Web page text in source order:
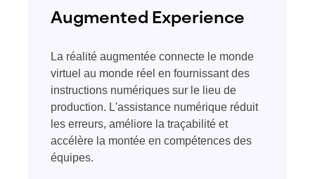
Augmented Experience
La réalité augmentée connecte le monde
virtuel au monde réel en fournissant des
instructions numériques sur le lieu de
production. L'assistance numérique réduit
les erreurs, améliore la traçabilité et
accélère la montée en compétences des
équipes.​